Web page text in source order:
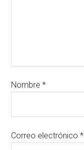
Nombre*
Correo electrónico*